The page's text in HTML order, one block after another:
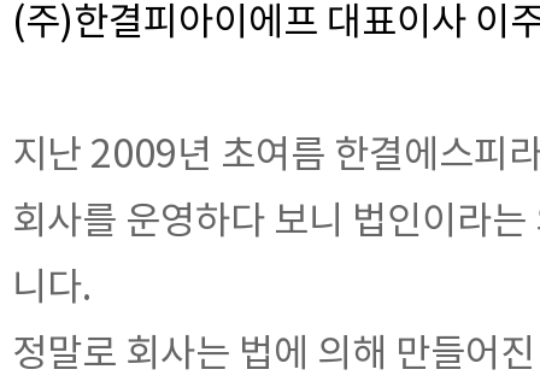
(주)한결피아이에프 대표이사 이
지난 2009년 초여름 한결에스피
회사를 운영하다 보니 법인이라
니다.
정말로 회사는 법에 의해 만들어